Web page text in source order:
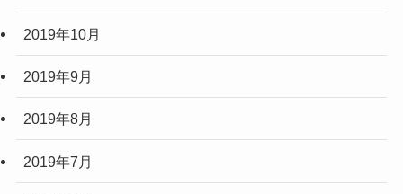
2019年10月
2019年9月
2019年8月
2019年7月